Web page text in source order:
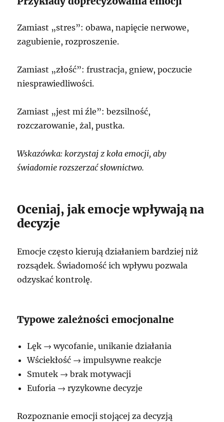
Zamiast „stres”: obawa, napięcie nerwowe,
zagubienie, rozproszenie.
Zamiast „złość”: frustracja, gniew, poczucie
niesprawiedliwości.
Zamiast „jest mi źle”: bezsilność,
rozczarowanie, żal, pustka.
Wskazówka: korzystaj z koła emocji, aby
świadomie rozszerzać słownictwo.
Oceniaj, jak emocje wpływają na
decyzje
Emocje często kierują działaniem bardziej niż
rozsądek. Świadomość ich wpływu pozwala
odzyskać kontrolę.
Typowe zależności emocjonalne
Lęk → wycofanie, unikanie działania
Wściekłość → impulsywne reakcje
Smutek → brak motywacji
Euforia → ryzykowne decyzje
Rozpoznanie emocji stojącej za decyzją